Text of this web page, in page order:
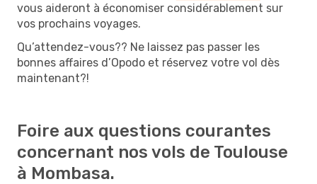
vous aideront à économiser considérablement sur
vos prochains voyages.
Qu’attendez-vous?? Ne laissez pas passer les
bonnes affaires d’Opodo et réservez votre vol dès
maintenant?!
Foire aux questions courantes
concernant nos vols de Toulouse
à Mombasa.